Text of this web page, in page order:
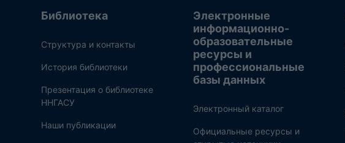
Библиотека
Структура и контакты
История библиотеки
Презентация о библиотеке
ННГАСУ
Наши публикации
Электронные
информационно-
образовательные
ресурсы и
профессиональные
базы данных
Электронный каталог
Официальные ресурсы и